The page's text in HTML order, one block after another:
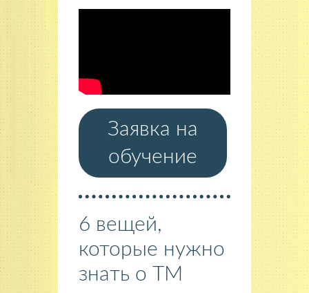
Заявка на
обучение
6 вещей,
которые нужно
знать о ТМ